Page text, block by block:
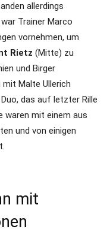
allerdings
Trainer Marco
vornehmen, um
Rietz (Mitte) zu
und Birger
Malte Ullerich
das auf letzter Rille
waren mit einem aus
und von einigen
mit